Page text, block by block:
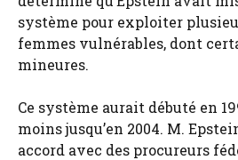
système pour exploiter
femmes vulnérables, dont
mineures.
Ce système aurait débuté en
moins jusqu’en 2004. M.
accord avec des procureurs